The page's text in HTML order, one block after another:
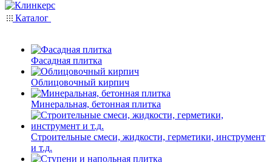
Каталог
Фасадная плитка
Облицовочный кирпич
Минеральная, бетонная плитка
Строительные смеси, жидкости, герметики, инструмент
и т.д.